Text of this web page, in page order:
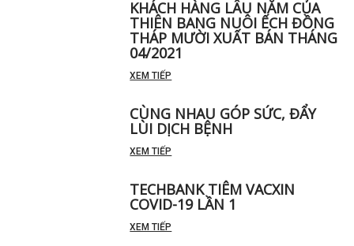
KHÁCH HÀNG LÂU NĂM CỦA
THIÊN BANG NUÔI ẾCH ĐỒNG
THÁP MƯỜI XUẤT BÁN THÁNG
04/2021
XEM TIẾP
CÙNG NHAU GÓP SỨC, ĐẨY
LÙI DỊCH BỆNH
XEM TIẾP
TECHBANK TIÊM VACXIN
COVID-19 LẦN 1
XEM TIẾP